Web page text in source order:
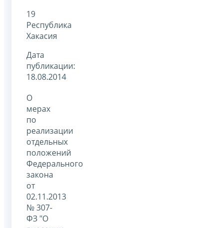
19
Республика
Хакасия
Дата
публикации:
18.08.2014
О
мерах
по
реализации
отдельных
положений
Федерального
закона
от
02.11.2013
№ 307-
ФЗ "О